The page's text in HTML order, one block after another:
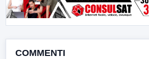
COMMENTI